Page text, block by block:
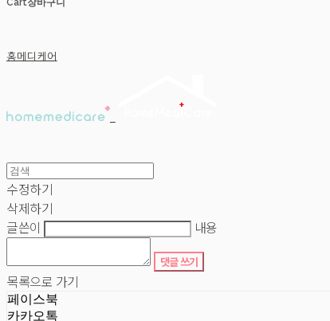
Cart장바구니
홈메디케어
수정하기
삭제하기
글쓴이
내용
댓글 쓰기
목록으로 가기
페이스북
카카오톡